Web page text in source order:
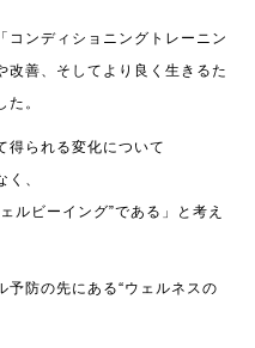
コンディショニングトレーニン
改善、そしてより良く生きるた
た。
得られる変化について
く、
ルビーイング”である」と考え
予防の先にある“ウェルネスの